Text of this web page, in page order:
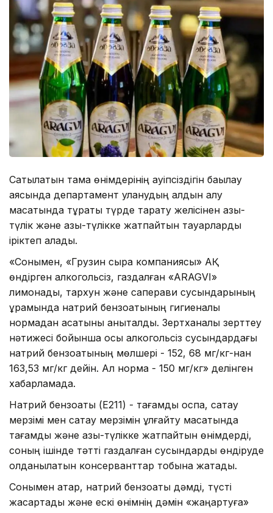
Сатылатын тамақ өнімдерінің қауіпсіздігін бақылау
аясында департамент уланудың алдын алу
мақсатында тұрақты түрде тарату желісінен азық-
түлік және азық-түлікке жатпайтын тауарларды
іріктеп алады.
«Сонымен, «Грузин сыра компаниясы» АҚ
өндірген алкогольсіз, газдалған «ARAGVI»
лимонады, тархун және саперави сусындарының
құрамында натрий бензоатының гигиеналық
нормадан асатыны анықталды. Зертханалық зерттеу
нәтижесі бойынша осы алкогольсіз сусындардағы
натрий бензоатының мөлшері - 152, 68 мг/кг-нан
163,53 мг/кг дейін. Ал норма - 150 мг/кг» делінген
хабарламада.
Натрий бензоаты (E211) - тағамдық қоспа, сақтау
мерзімі мен сақтау мерзімін ұлғайту мақсатында
тағамдық және азық-түлікке жатпайтын өнімдерді,
соның ішінде тәтті газдалған сусындарды өндіруде
қолданылатын консерванттар тобына жатады.
Сонымен қатар, натрий бензоаты дәмді, түсті
жақсартады және ескі өнімнің дәмін «жаңартуға»